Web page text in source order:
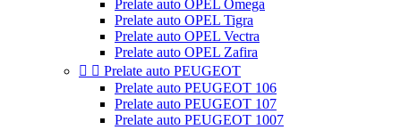
Prelate auto OPEL Omega
Prelate auto OPEL Tigra
Prelate auto OPEL Vectra
Prelate auto OPEL Zafira
  Prelate auto PEUGEOT
Prelate auto PEUGEOT 106
Prelate auto PEUGEOT 107
Prelate auto PEUGEOT 1007